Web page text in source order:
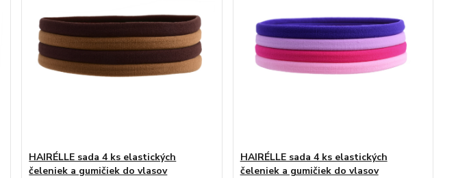
HAIRÉLLE sada 4 ks elastických
čeleniek a gumičiek do vlasov
HAIRÉLLE sada 4 ks elastických
čeleniek a gumičiek do vlasov